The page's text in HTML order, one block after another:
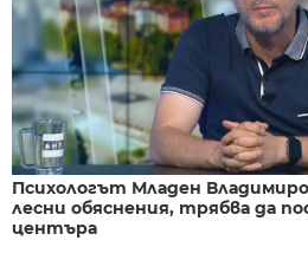
Психологът Младен
лесни обяснения, трябва да
центъра